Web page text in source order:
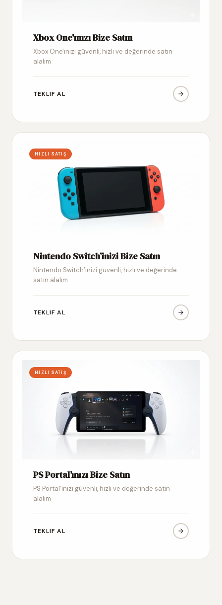
Xbox One'ınızı Bize Satın
Xbox One'ınızı güvenli, hızlı ve değerinde satın
alalım
TEKLIF AL
HIZLI SATIŞ
Nintendo Switch’inizi Bize Satın
Nintendo Switch’inizi güvenli, hızlı ve değerinde
satın alalım
TEKLIF AL
HIZLI SATIŞ
PS Portal’ınızı Bize Satın
PS Portal’ınızı güvenli, hızlı ve değerinde satın
alalım
TEKLIF AL